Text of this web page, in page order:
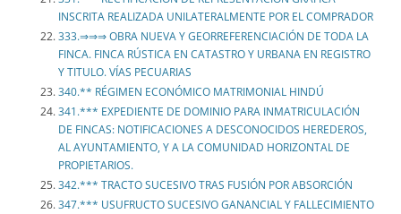
INSCRITA REALIZADA UNILATERALMENTE POR EL COMPRADOR
333.⇒⇒⇒ OBRA NUEVA Y GEORREFERENCIACIÓN DE TODA LA
FINCA. FINCA RÚSTICA EN CATASTRO Y URBANA EN REGISTRO
Y TITULO. VÍAS PECUARIAS
340.** RÉGIMEN ECONÓMICO MATRIMONIAL HINDÚ
341.*** EXPEDIENTE DE DOMINIO PARA INMATRICULACIÓN
DE FINCAS: NOTIFICACIONES A DESCONOCIDOS HEREDEROS,
AL AYUNTAMIENTO, Y A LA COMUNIDAD HORIZONTAL DE
PROPIETARIOS.
342.*** TRACTO SUCESIVO TRAS FUSIÓN POR ABSORCIÓN
347.*** USUFRUCTO SUCESIVO GANANCIAL Y FALLECIMIENTO